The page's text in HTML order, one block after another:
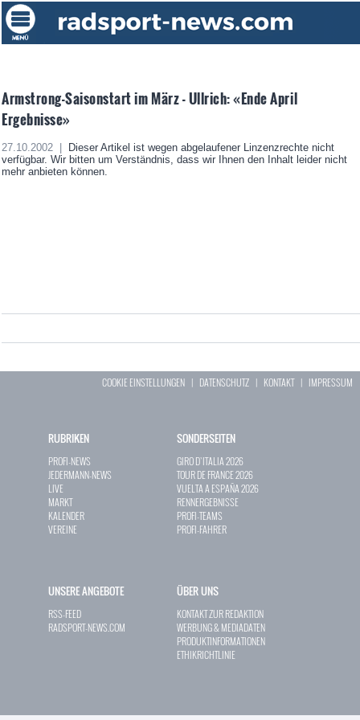
Armstrong-Saisonstart im März - Ullrich: «Ende April
Ergebnisse»
27.10.2002 |
Dieser Artikel ist wegen abgelaufener Linzenzrechte nicht
verfügbar. Wir bitten um Verständnis, dass wir Ihnen den Inhalt leider nicht
mehr anbieten können.
COOKIE EINSTELLUNGEN | DATENSCHUTZ | KONTAKT| IMPRESSUM
RUBRIKEN
PROFI-NEWS
JEDERMANN-NEWS
LIVE
MARKT
KALENDER
VEREINE
SONDERSEITEN
GIRO D`ITALIA 2026
TOUR DE FRANCE 2026
VUELTA A ESPAÑA 2026
RENNERGEBNISSE
PROFI-TEAMS
PROFI-FAHRER
UNSERE ANGEBOTE
RSS-FEED
RADSPORT-NEWS.COM
ÜBER UNS
KONTAKT ZUR REDAKTION
WERBUNG & MEDIADATEN
PRODUKTINFORMATIONEN
ETHIKRICHTLINIE